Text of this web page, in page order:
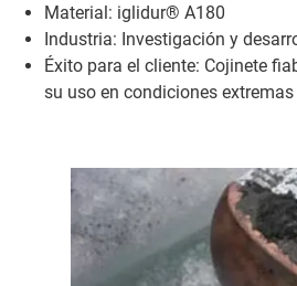
Material: iglidur® A180
Industria: Investigación y
Éxito para el cliente: Cojinete
su uso en condiciones extremas